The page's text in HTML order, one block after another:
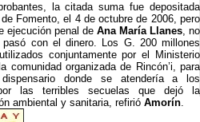
la citada suma fue depositada
Fomento, el 4 de octubre de 2006, pero
ejecución penal de Ana María Llanes, no
pasó con el dinero. Los G. 200 millones
conjuntamente por el Ministerio
comunidad organizada de Rincón’i, para
donde se atendería a los
las terribles secuelas que dejó la
ambiental y sanitaria, refirió Amorín.